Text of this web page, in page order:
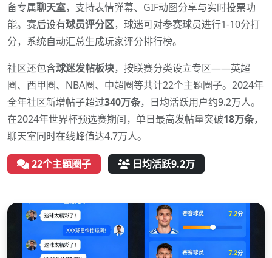
备专属聊天室，支持表情弹幕、GIF动图分享与实时投票功
能。赛后设有球员评分区，球迷可对参赛球员进行1-10分打
分，系统自动汇总生成玩家评分排行榜。
社区还包含球迷发帖板块，按联赛分类设立专区——英超
圈、西甲圈、NBA圈、中超圈等共计22个主题圈子。2024年
全年社区新增帖子超过340万条，日均活跃用户约9.2万人。
在2024年世界杯预选赛期间，单日最高发帖量突破18万条，
聊天室同时在线峰值达4.7万人。
22个主题圈子 日均活跃9.2万